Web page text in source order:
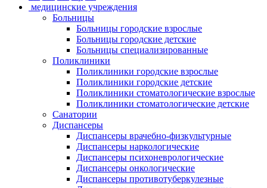
медицинские учреждения
Больницы
Больницы городские взрослые
Больницы городские детские
Больницы специализированные
Поликлиники
Поликлиники городские взрослые
Поликлиники городские детские
Поликлиники стоматологические взрослые
Поликлиники стоматологические детские
Санатории
Диспансеры
Диспансеры врачебно-физкультурные
Диспансеры наркологические
Диспансеры психоневрологические
Диспансеры онкологические
Диспансеры противотуберкулезные